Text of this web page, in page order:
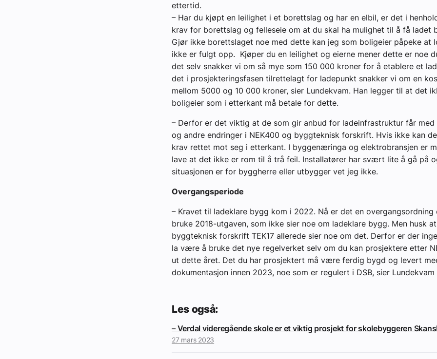
ettertid.
– Har du kjøpt en leilighet i et borettslag og har en elbil, er det i
krav for borettslag og felleseie om at du skal ha mulighet til å få ladet
Gjør ikke borettslaget noe med dette kan jeg som boligeier påpeke at
ikke er fulgt opp. Kjøper du en leilighet og eierne mener dette er noe
det selv snakker vi om så mye som 150 000 kroner for å etablere et
det i prosjekteringsfasen tilrettelagt for ladepunkt snakker vi om en
mellom 5000 og 10 000 kroner, sier Lundekvam. Han legger til at det
boligeier som i etterkant må betale for dette.
– Derfor er det viktig at de som gir anbud for ladeinfrastruktur får med
og andre endringer i NEK400 og byggteknisk forskrift. Hvis ikke kan
krav rettet mot seg i etterkant. I byggenæringa og elektrobransjen er
lave at det ikke er rom til å trå feil. Installatører har svært lite å gå på
situasjonen er for byggherre eller utbygger vet jeg ikke.
Overgangsperiode
– Kravet til ladeklare bygg kom i 2022. Nå er det en overgangsordning
bruke 2018-utgaven, som ikke sier noe om ladeklare bygg. Men husk at
byggteknisk forskrift TEK17 allerede sier noe om det. Derfor er der
la være å bruke det nye regelverket selv om du kan prosjektere etter
ut dette året. Det du har prosjektert må være ferdig bygd og levert
dokumentasjon innen 2023, noe som er regulert i DSB, sier
Les også:
– Verdal videregående skole er et viktig prosjekt for skolebyggeren
27 mars 2023